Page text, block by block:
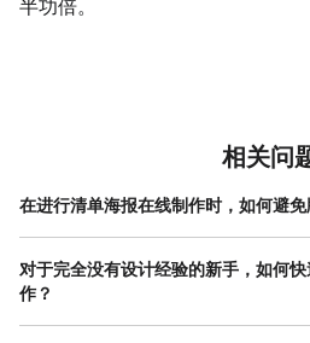
半功倍。
相关问
在进行清单海报在线制作时，如何避
版面杂乱通常源于信息层级不清晰和
报在线制作时，首先要建立明确的信息
清单条目、辅助说明应使用逐级递减
对于完全没有设计经验的新手，如何
作？
新手开始清单海报在线制作，最佳路